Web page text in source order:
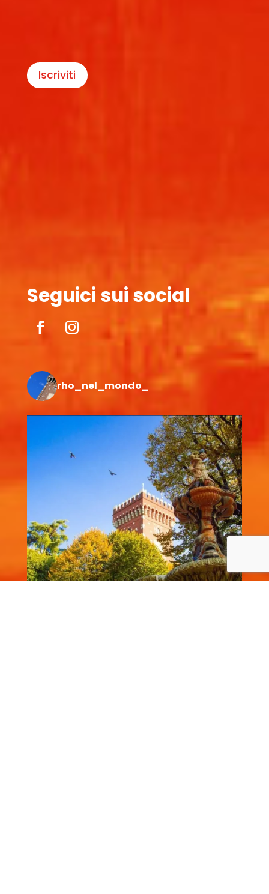
Iscriviti
Seguici sui social
rho_nel_mondo_